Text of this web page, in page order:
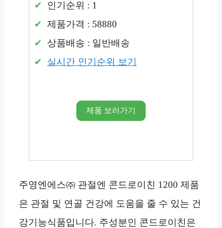
인기순위 : 1
제품가격 : 58880
상품배송 : 일반배송
실시간 인기순위 보기
제품 보러가기
주영엔에스㈜ 관절엔 콘드로이친 1200 제품
은 관절 및 연골 건강에 도움을 줄 수 있는 건
강기능식품입니다. 주성분인 콘드로이친은